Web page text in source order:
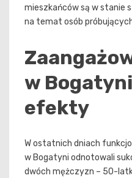
mieszkańców są w stanie
na temat osób
w
efekty
W ostatnich dniach
w Bogatyni odnotowali
dwóch mężczyzn – 50-